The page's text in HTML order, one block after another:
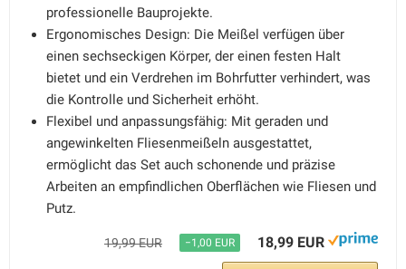
professionelle Bauprojekte.
Ergonomisches Design: Die Meißel verfügen über
einen sechseckigen Körper, der einen festen Halt
bietet und ein Verdrehen im Bohrfutter verhindert, was
die Kontrolle und Sicherheit erhöht.
Flexibel und anpassungsfähig: Mit geraden und
angewinkelten Fliesenmeißeln ausgestattet,
ermöglicht das Set auch schonende und präzise
Arbeiten an empfindlichen Oberflächen wie Fliesen und
Putz.
19,99 EUR −1,00 EUR 18,99 EUR